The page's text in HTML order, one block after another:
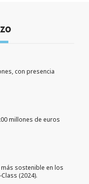
con presencia
millones de euros
sostenible en los
(2024).